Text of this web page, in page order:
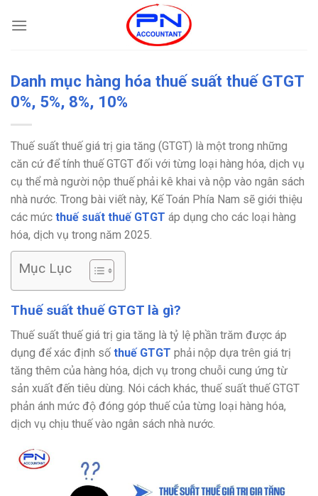
qua
Danh mục hàng hóa thuế suất thuế GTGT
0%, 5%, 8%, 10%
Thuế suất thuế giá trị gia tăng (GTGT) là một trong những
căn cứ để tính thuế GTGT đối với từng loại hàng hóa, dịch vụ
cụ thể mà người nộp thuế phải kê khai và nộp vào ngân sách
nhà nước. Trong bài viết này, Kế Toán Phía Nam sẽ giới thiệu
các mức thuế suất thuế GTGT áp dụng cho các loại hàng
hóa, dịch vụ trong năm 2025.
Mục Lục
Thuế suất thuế GTGT là gì?
Thuế suất thuế giá trị gia tăng là tỷ lệ phần trăm được áp
dụng để xác định số thuế GTGT phải nộp dựa trên giá trị
tăng thêm của hàng hóa, dịch vụ trong chuỗi cung ứng từ
sản xuất đến tiêu dùng. Nói cách khác, thuế suất thuế GTGT
phản ánh mức độ đóng góp thuế của từng loại hàng hóa,
dịch vụ chịu thuế vào ngân sách nhà nước.